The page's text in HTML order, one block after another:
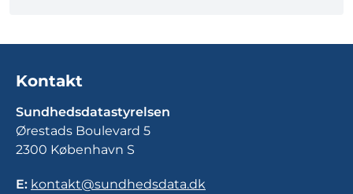
Kontakt
Sundhedsdatastyrelsen
Ørestads Boulevard 5
2300 København S
E: kontakt@sundhedsdata.dk